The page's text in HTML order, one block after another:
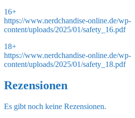
16+
https://www.nerdchandise-online.de/wp-
content/uploads/2025/01/safety_16.pdf
18+
https://www.nerdchandise-online.de/wp-
content/uploads/2025/01/safety_18.pdf
Rezensionen
Es gibt noch keine Rezensionen.